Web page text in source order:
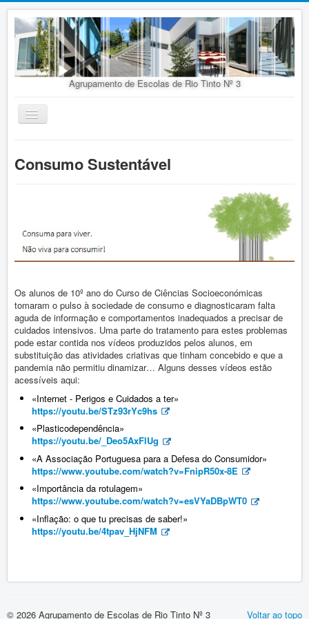
Agrupamento de Escolas de Rio Tinto Nº 3
Ativar/Desativar
navegação
Agrupamento
Oferta Educativa
Alunos
Concursos
Vida Escolar
Contactos
Entrada
Vida Escolar
Concursos
Diversos
Consumo Sustentável
Consumo Sustentável
Os alunos de 10º ano do Curso de Ciências Socioeconómicas
tomaram o pulso à sociedade de consumo e diagnosticaram falta
aguda de informação e comportamentos inadequados a precisar de
cuidados intensivos. Uma parte do tratamento para estes problemas
pode estar contida nos vídeos produzidos pelos alunos, em
substituição das atividades criativas que tinham concebido e que a
pandemia não permitiu dinamizar… Alguns desses vídeos estão
acessíveis aqui:
«Internet - Perigos e Cuidados a ter»
https://youtu.be/STz93rYc9hs
«Plasticodependência»
https://youtu.be/_Deo5AxFlUg
«A Associação Portuguesa para a Defesa do Consumidor»
https://www.youtube.com/watch?v=FnipR50x-8E
«Importância da rotulagem»
https://www.youtube.com/watch?v=esVYaDBpWT0
«Inflação: o que tu precisas de saber!»
https://youtu.be/4tpav_HjNFM
Voltar ao topo
© 2026 Agrupamento de Escolas de Rio Tinto Nº 3